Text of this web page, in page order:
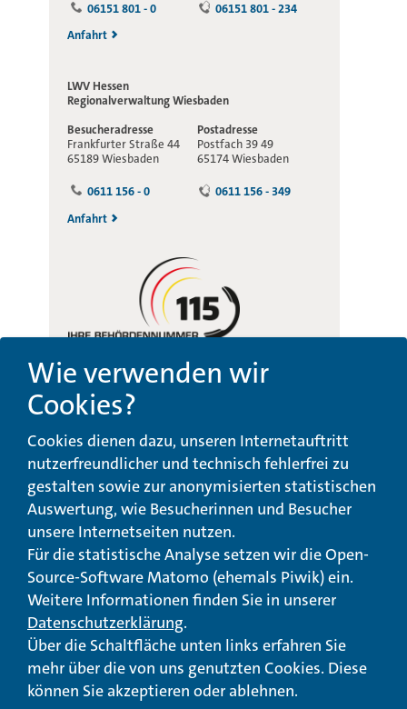
06151 801 - 0
06151 801 - 234
Anfahrt
LWV Hessen
RegionalverwaltungWiesbaden
Besucheradresse
Frankfurter Straße 44
65189 Wiesbaden
Postadresse
Postfach 39 49
65174 Wiesbaden
0611 156 - 0
0611 156 - 349
Anfahrt
Anregungs- und
Qualitätsmanagement
Barrierefreiheit
© Landeswohlfahrtsverband Hessen 2026
Impressum Seitenübersicht Seite drucken
nach oben
Wie verwenden wir
Cookies?
Cookies dienen dazu, unseren Internetauftritt
nutzerfreundlicher und technisch fehlerfrei zu
gestalten sowie zur anonymisierten statistischen
Auswertung, wie Besucherinnen und Besucher
unsere Internetseiten nutzen.
Für die statistische Analyse setzen wir die Open-
Source-Software Matomo (ehemals Piwik) ein.
Weitere Informationen finden Sie in unserer
Datenschutzerklärung.
Über die Schaltfläche unten links erfahren Sie
mehr über die von uns genutzten Cookies. Diese
können Sie akzeptieren oder ablehnen.